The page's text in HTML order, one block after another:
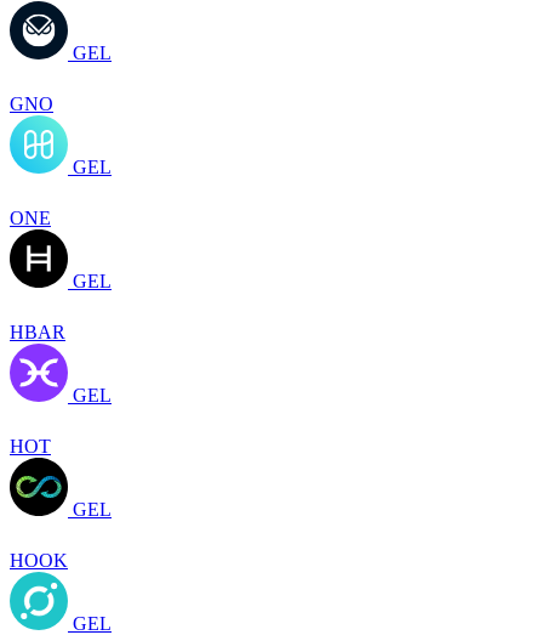
GEL
GNO
GEL
ONE
GEL
HBAR
GEL
HOT
GEL
HOOK
GEL